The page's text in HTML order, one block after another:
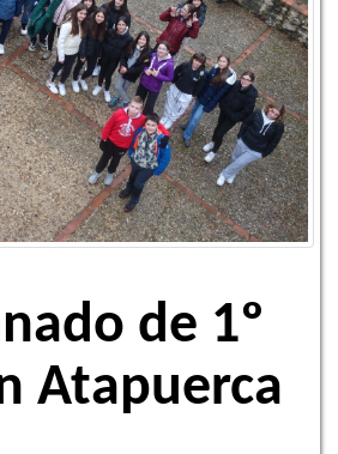
de 1º
Atapuerca